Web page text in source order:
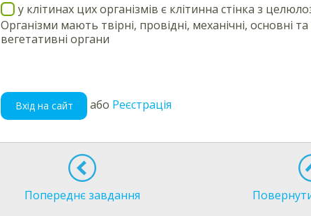
у клітинах цих організмів є клітинна стінка з
Організми мають твірні, провідні, механічні,
вегетативні органи
Вхід на сайт або Реєстрація
Попереднє завдання